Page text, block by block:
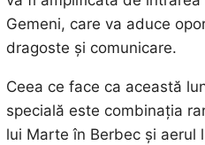
Gemeni, care va aduce
dragoste și comunicare.
Ceea ce face ca această
specială este combinația
lui Marte în Berbec și aerul